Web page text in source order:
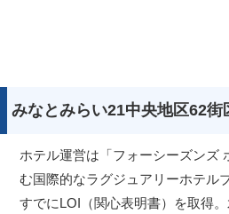
みなとみらい21中央地区62街
ホテル運営は「フォーシーズンズ
む国際的なラグジュアリーホテル
すでにLOI（関心表明書）を取得